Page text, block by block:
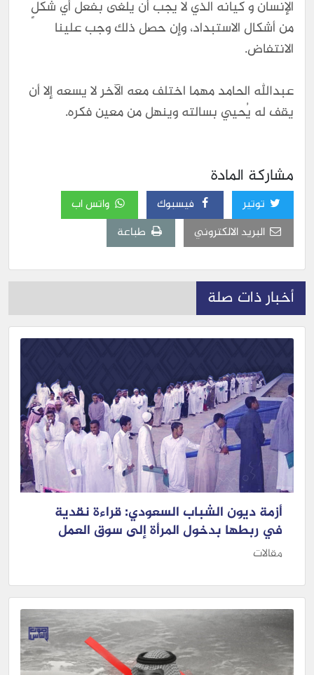
الإنسان و كيانه الذي لا يجب أن يُلغى بفعل أي شكلٍ
من أشكال الاستبداد، وإن حصل ذلك وجب علينا
الانتفاض.
عبدالله الحامد مهما اختلف معه الآخر لا يسعه إلا أن
يقف له يُحيي بسالته وينهل من معين فكره.
مشاركة المادة
توتير فيسبوك
واتس اب
البريد الالكتروني
طباعة
أخبار ذات صلة
أزمة ديون الشباب السعودي: قراءة نقدية
في ربطها بدخول المرأة إلى سوق العمل
مقالات